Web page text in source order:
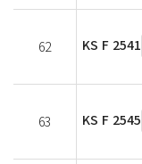
62 KS F 2541
63 KS F 2545